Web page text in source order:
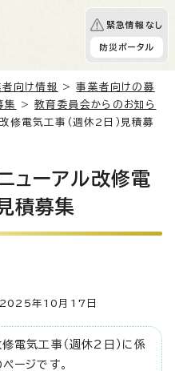
緊急情報なし
防災ポータル
向け情報 >事業者向けの募
集 >教育委員会からのお知ら
修電気工事（週休2日）見積募
ューアル改修電
積募集
年10月17日
電気工事（週休2日）に係
ージです。